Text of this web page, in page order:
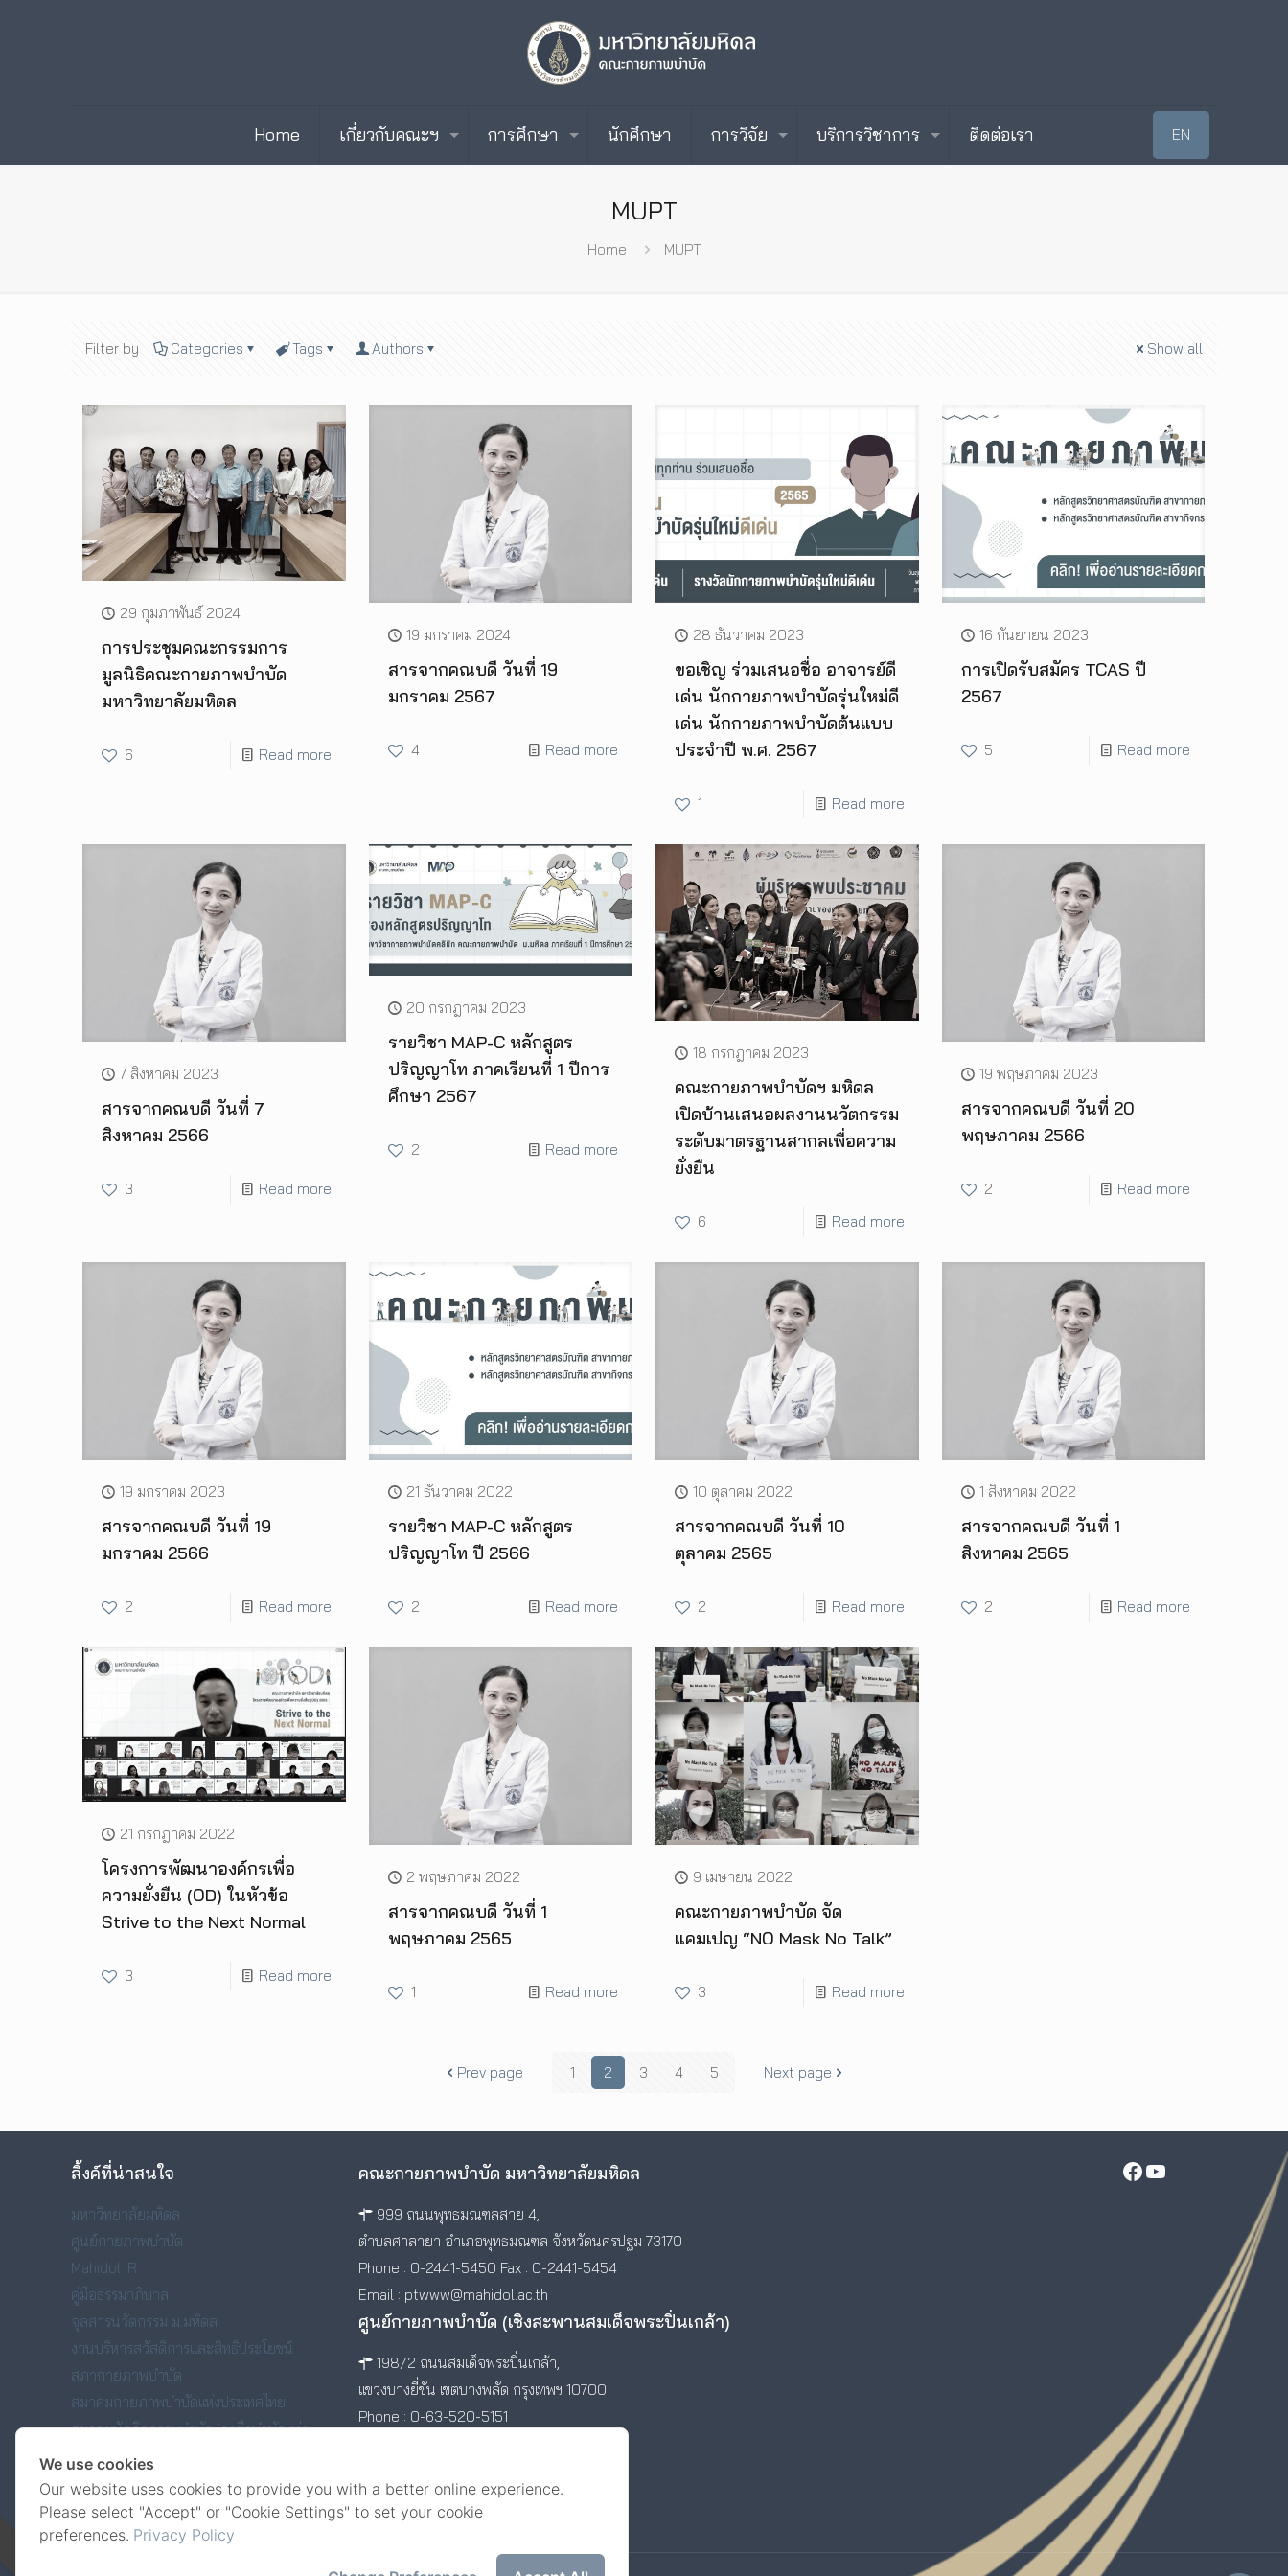
Home เกี่ยวกับคณะฯ การศึกษา นักศึกษา การวิจัย บริการวิชาการ ติดต่อเรา EN
MUPT
Home MUPT
Filter by Categories Tags Authors Show all
29 กุมภาพันธ์ 2024
การประชุมคณะกรรมการ
มูลนิธิคณะกายภาพบำบัด
มหาวิทยาลัยมหิดล
6 Read more
19 มกราคม 2024
สารจากคณบดี วันที่ 19
มกราคม 2567
4 Read more
28 ธันวาคม 2023
ขอเชิญ ร่วมเสนอชื่อ อาจารย์ดี
เด่น นักกายภาพบำบัดรุ่นใหม่ดี
เด่น นักกายภาพบำบัดต้นแบบ
ประจำปี พ.ศ. 2567
1 Read more
16 กันยายน 2023
การเปิดรับสมัคร TCAS ปี
2567
5 Read more
7 สิงหาคม 2023
สารจากคณบดี วันที่ 7
สิงหาคม 2566
3 Read more
20 กรกฎาคม 2023
รายวิชา MAP-C หลักสูตร
ปริญญาโท ภาคเรียนที่ 1 ปีการ
ศึกษา 2567
2 Read more
18 กรกฎาคม 2023
คณะกายภาพบำบัดฯ มหิดล
เปิดบ้านเสนอผลงานนวัตกรรม
ระดับมาตรฐานสากลเพื่อความ
ยั่งยืน
6 Read more
19 พฤษภาคม 2023
สารจากคณบดี วันที่ 20
พฤษภาคม 2566
2 Read more
19 มกราคม 2023
สารจากคณบดี วันที่ 19
มกราคม 2566
2 Read more
21 ธันวาคม 2022
รายวิชา MAP-C หลักสูตร
ปริญญาโท ปี 2566
2 Read more
10 ตุลาคม 2022
สารจากคณบดี วันที่ 10
ตุลาคม 2565
2 Read more
1 สิงหาคม 2022
สารจากคณบดี วันที่ 1
สิงหาคม 2565
2 Read more
21 กรกฎาคม 2022
โครงการพัฒนาองค์กรเพื่อ
ความยั่งยืน (OD) ในหัวข้อ
Strive to the Next Normal
3 Read more
2 พฤษภาคม 2022
สารจากคณบดี วันที่ 1
พฤษภาคม 2565
1 Read more
9 เมษายน 2022
คณะกายภาพบำบัด จัด
แคมเปญ “NO Mask No Talk”
3 Read more
Prev page 1 2 3 4 5 Next page
ลิ้งค์ที่น่าสนใจ
มหาวิทยาลัยมหิดล
ศูนย์กายภาพบำบัด
Mahidol IR
คู่มือธรรมาภิบาล
จุลสารนวัตกรรม ม.มหิดล
งานบริหารสวัสดิการและสิทธิประโยชน์
สภากายภาพบำบัด
สมาคมกายภาพบำบัดแห่งประเทศไทย
สมาคมนักกิจกรรมบำบัด/อาชีวบำบัดแห่ง
ประเทศไทย
สมาคมศิษย์เก่าคณะกายภาพบำบัด มหาวิทยาลัย
มหิดล
คณะกายภาพบำบัด มหาวิทยาลัยมหิดล
999 ถนนพุทธมณฑลสาย 4,
ตำบลศาลายา อำเภอพุทธมณฑล จังหวัดนครปฐม 73170
Phone : 0-2441-5450 Fax : 0-2441-5454
Email : ptwww@mahidol.ac.th
ศูนย์กายภาพบำบัด (เชิงสะพานสมเด็จพระปิ่นเกล้า)
198/2 ถนนสมเด็จพระปิ่นเกล้า,
แขวงบางยี่ขัน เขตบางพลัด กรุงเทพฯ 10700
Phone : 0-63-520-5151
Facebook YouTube
We use cookies
Our website uses cookies to provide you with a better online experience.
Please select "Accept" or "Cookie Settings" to set your cookie
preferences. Privacy Policy